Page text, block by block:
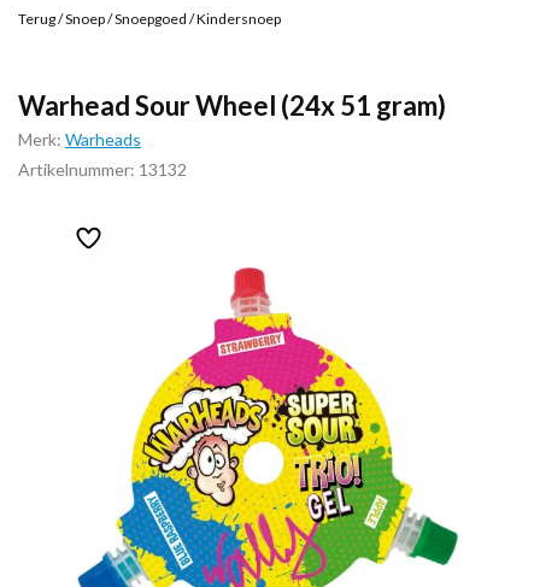
Terug/Snoep/Snoepgoed /Kindersnoep
Warhead Sour Wheel (24x 51 gram)
Merk: Warheads
Artikelnummer: 13132